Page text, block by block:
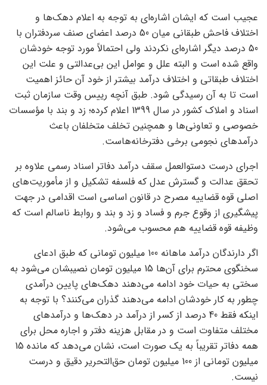
عجیب است که ایشان اشاره‌ای به توجه به اعلام دهک‌ها و
اختلاف فاحش طبقانی میان 50 درصد اعضای صنف سردفتران با
50 درصد دیگر اشاره‌ای نکردند ولی احتمالاً مورد توجه خودشان
واقع شده است و البته علل و عوامل این بی‌عدالتی و علت این
اختلاف طبقاتی و اختلاف درآمد بیشتر از خود آن حائز اهمیت
است تا به آن رسیدگی شود. طبق آنچه رییس وقت سازمان ثبت
اسناد و املاک کشور در سال 1399 اعلام کرده؛ زد و بند با مؤسسات
خصوصی و تعاونی‌ها و همچنین تخلف متخلفان باعث
درآمدهای نجومی برخی دفترخانه‌هاست.
اجرای درست دستو‌العمل سقف درآمد دفاتر اسناد رسمی علاوه بر
تحقق عدالت و گسترش عدل که فلسفه تشکیل و از مأموریت‌های
اصلی قوه قضاییه مصرح در قانون اساسی است اقدامی در جهت
پیشگیری از وقوع جرم و فساد و زد و بند و روابط ناسالم است که
وظیفه قوه قضاییه هم محسوب می‌شود.
اگر دارندگان درآمد ماهانه 100 میلیون تومانی که طبق ادعای
سخنگوی محترم برای آن‌ها 15 میلیون تومان نصیبشان می‌شود به
سختی به حیات خود ادامه می‌دهند دهک‌های پایین درآمدی
چطور به کار خودشان ادامه می‌‌دهند گذران می‌کنند؟ با توجه به
اینکه فقط 40 درصد از کسر از درآمد در دهک‌ها و درآمد‌های
مختلف متفاوت است و در مقابل هزینه دفتر و اجاره محل برای
همه دفاتر تقریباً به یک صورت است، نشان می‌دهد که مانده 15
میلیون تومانی از 100 میلیون تومان حق‌التحریر دقیق و درست
نیست.